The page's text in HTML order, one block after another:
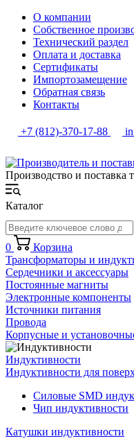
О компании
Собственное
Технический раздел
Оплата и доставка
Сертификаты
Импортозамещение
Обратная связь
Контакты
+7 (812)-370-17-88
Производство и поставка
Каталог
0
Корзина
Трансформаторы и
Сердечники и аксессуары
Постоянные магниты
Электронные компоненты
Источники питания
Провода
Корпусные и
Индуктивности
Индуктивности для
Силовые SMD
Чип индуктивности
Катушки индуктивности